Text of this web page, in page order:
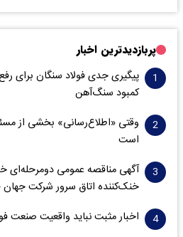
پربازدیدترین اخبار
پیگیری جدی فولاد سنگان برای
کمبود سنگ‌آهن
وقتی «اطلاع‌رسانی» بخشی از
است
خنک‌کننده اتاق سرور شرکت جهان
اخبار مثبت نباید واقعیت صنعت